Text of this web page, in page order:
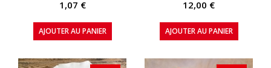
1,07 €
AJOUTER AU PANIER
12,00 €
AJOUTER AU PANIER